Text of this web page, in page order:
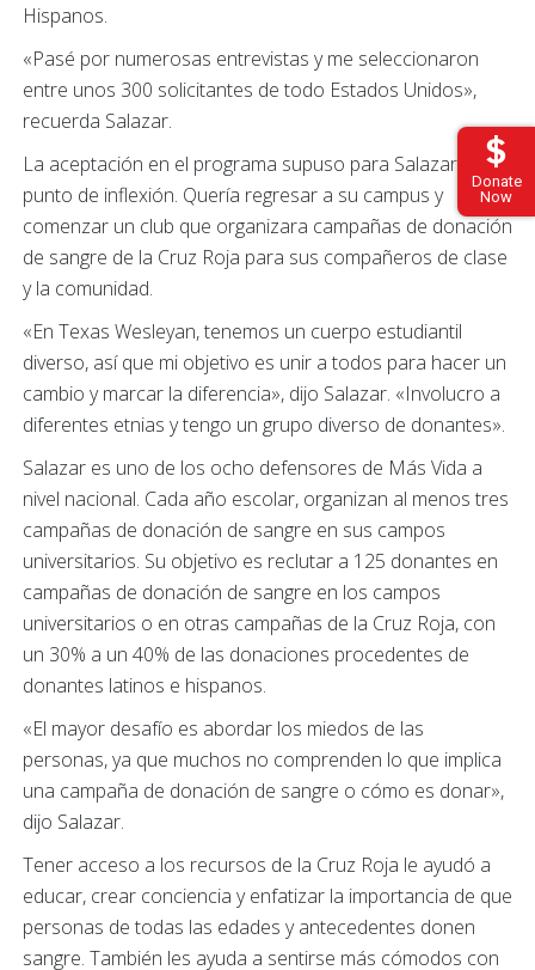
Donate
Now
Hispanos.
«Pasé por numerosas entrevistas y me seleccionaron
entre unos 300 solicitantes de todo Estados Unidos»,
recuerda Salazar.
La aceptación en el programa supuso para Salazar un
punto de inflexión. Quería regresar a su campus y
comenzar un club que organizara campañas de donación
de sangre de la Cruz Roja para sus compañeros de clase
y la comunidad.
«En Texas Wesleyan, tenemos un cuerpo estudiantil
diverso, así que mi objetivo es unir a todos para hacer un
cambio y marcar la diferencia», dijo Salazar. «Involucro a
diferentes etnias y tengo un grupo diverso de donantes».
Salazar es uno de los ocho defensores de Más Vida a
nivel nacional. Cada año escolar, organizan al menos tres
campañas de donación de sangre en sus campos
universitarios. Su objetivo es reclutar a 125 donantes en
campañas de donación de sangre en los campos
universitarios o en otras campañas de la Cruz Roja, con
un 30% a un 40% de las donaciones procedentes de
donantes latinos e hispanos.
«El mayor desafío es abordar los miedos de las
personas, ya que muchos no comprenden lo que implica
una campaña de donación de sangre o cómo es donar»,
dijo Salazar.
Tener acceso a los recursos de la Cruz Roja le ayudó a
educar, crear conciencia y enfatizar la importancia de que
personas de todas las edades y antecedentes donen
sangre. También les ayuda a sentirse más cómodos con